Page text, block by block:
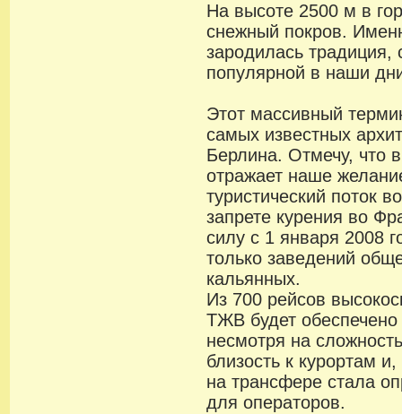
На высоте 2500 м в
снежный покров.
зародилась традиция,
популярной в наши
Этот массивный
самых известных
Берлина. Отмечу, что
отражает наше
туристический поток
запрете курения во
силу с 1 января 2008
только заведений
кальянных.
Из 700 рейсов
ТЖВ будет
несмотря на
близость к курортам
на трансфере стала
для операторов.